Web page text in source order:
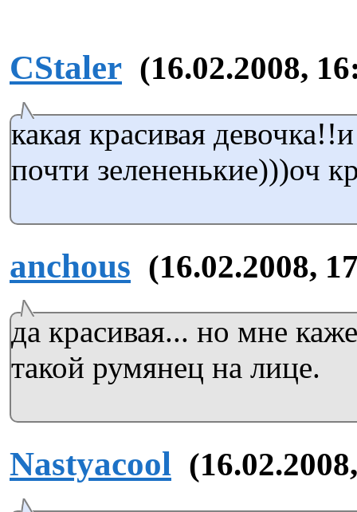
CStaler (16.02.2008,
какая красивая
почти зелененькие)))оч
anchous (16.02.2008,
да красивая... но мне
такой румянец на лице.
Nastyacool